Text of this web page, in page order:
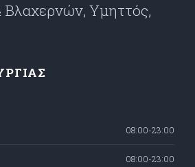
Υμηττός,
08:00-23:00
08:00-23:00